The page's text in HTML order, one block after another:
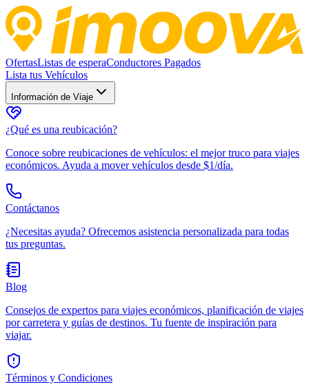
OfertasListas de esperaConductores Pagados
Lista tus Vehículos
Información de Viaje
¿Qué es una reubicación?
Conoce sobre reubicaciones de vehículos: el mejor truco para viajes
económicos. Ayuda a mover vehículos desde $1/día.
Contáctanos
¿Necesitas ayuda? Ofrecemos asistencia personalizada para todas
tus preguntas.
Blog
Consejos de expertos para viajes económicos, planificación de viajes
por carretera y guías de destinos. Tu fuente de inspiración para
viajar.
Términos y Condiciones